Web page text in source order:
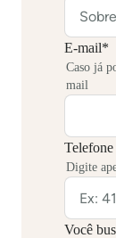
E-mail*
Caso já
mail
Digite
Você